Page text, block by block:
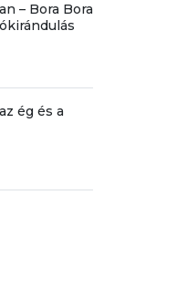
– Bora Bora
ég és a